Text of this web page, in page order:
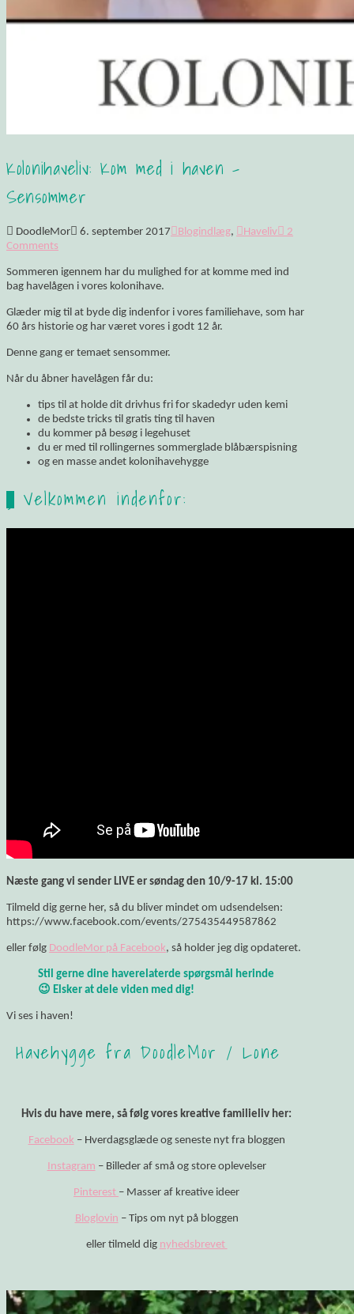
Kolonihaveliv: Kom med i haven –
Sensommer
DoodleMor 6. september 2017 Blogindlæg, Haveliv
2
Comments
Sommeren igennem har du mulighed for at komme med ind
bag havelågen i vores kolonihave.
Glæder mig til at byde dig indenfor i vores familiehave, som har
60 års historie og har været vores i godt 12 år.
Denne gang er temaet sensommer.
Når du åbner havelågen får du:
tips til at holde dit drivhus fri for skadedyr uden kemi
de bedste tricks til gratis ting til haven
du kommer på besøg i legehuset
du er med til rollingernes sommerglade blåbærspisning
og en masse andet kolonihavehygge
Velkommen indenfor:
Næste gang vi sender LIVE er søndag den 10/9-17 kl. 15:00
Tilmeld dig gerne her, så du bliver mindet om udsendelsen:
https://www.facebook.com/events/275435449587862
eller følg DoodleMor på Facebook, så holder jeg dig opdateret.
Stil gerne dine haverelaterde spørgsmål herinde
😉 Elsker at dele viden med dig!
Vi ses i haven!
Havehygge fra DoodleMor / Lone
Hvis du have mere, så følg vores kreative familieliv her:
Facebook – Hverdagsglæde og seneste nyt fra bloggen
Instagram – Billeder af små og store oplevelser
Pinterest – Masser af kreative ideer
Bloglovin – Tips om nyt på bloggen
eller tilmeld dig nyhedsbrevet